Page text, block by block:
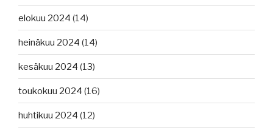
elokuu 2024 (14)
heinäkuu 2024 (14)
kesäkuu 2024 (13)
toukokuu 2024 (16)
huhtikuu 2024 (12)